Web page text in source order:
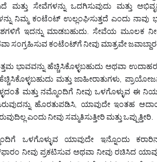
ಸೇವೆಗಳನ್ನು ಒದಗಿಸುವುದು ಮತ್ತು
ನಿಮ್ಮ ಕಂಟೆಂಟ್ ಉಲ್ಲಂಘಿಸುತ್ತದೆ ಎಂದು ನಾವು
ಇದನ್ನು ಮಾಡಬಹುದು. ಸೇವೆಯ ಮೂಲಕ
ಕಂಟೆಂಟ್‌ಗೆ ನೀವು ಮಾತ್ರವೇ
ಭಾವವನ್ನು ಹೆಚ್ಚಿಸಿಕೊಳ್ಳಬಹುದು ಅಥವಾ
ಮತ್ತು ಜಾಹೀರಾತುಗಳು,
ಮತ್ತು ನಮ್ಮೊಂದಿಗೆ ನೀವು ಒಳಗೊಳ್ಳುವ ಈ
ಹೊರತುಪಡಿಸಿ, ಯಾವುದೇ ಇಂತಹ
ಎಂದು ನೀವು ಸಮ್ಮತಿಸುತ್ತೀರಿ ಮತ್ತು ಒಪ್ಪುತ್ತೀರಿ.
ಒಳಗೊಳ್ಳುವ ಯಾವುದೇ ಇನ್ನೊಂದು
ನೀವು ಪ್ರಕಟಿಸುವ ಅಥವಾ ನೀವು ರಚಿಸಿದ